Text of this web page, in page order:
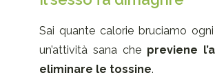
Sai quante calorie bruciamo
un’attività sana che previene
eliminare le tossine.